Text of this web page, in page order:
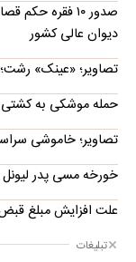
صدور ۱۰ فقره
دیوان عالی کشور
تصاویر؛ «عینک»
حمله موشکی به کشتی
تصاویر؛ خاموشی
خورخه مسی پدر
علت افزایش مبلغ
تبلیغات